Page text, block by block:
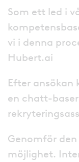
Som ett led i
vi i denna
Hubert.ai
Efter ansökan
en chatt-
Genomför
möjlighet.